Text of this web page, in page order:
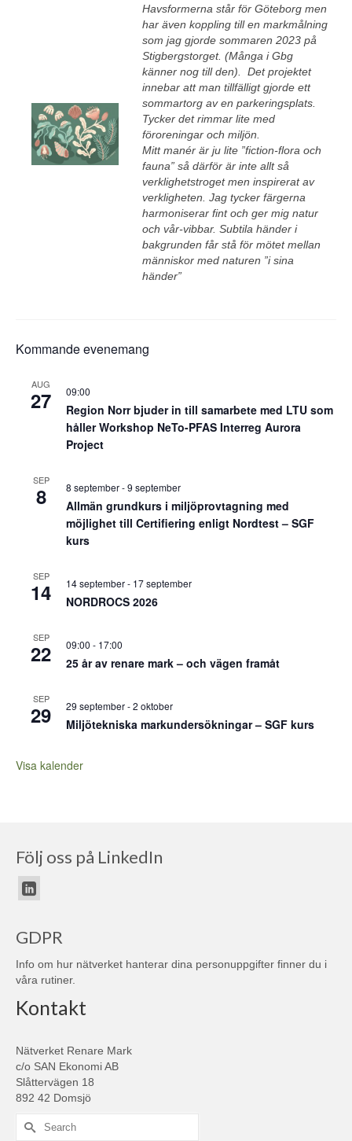
Havsformerna står för Göteborg men
har även koppling till en markmålning
som jag gjorde sommaren 2023 på
Stigbergstorget. (Många i Gbg
känner nog till den). Det projektet
innebar att man tillfälligt gjorde ett
sommartorg av en parkeringsplats.
Tycker det rimmar lite med
föroreningar och miljön.
Mitt manér är ju lite ”fiction-flora och
fauna” så därför är inte allt så
verklighetstroget men inspirerat av
verkligheten. Jag tycker färgerna
harmoniserar fint och ger mig natur
och vår-vibbar. Subtila händer i
bakgrunden får stå för mötet mellan
människor med naturen ”i sina
händer”
Kommande evenemang
AUG
27 09:00
Region Norr bjuder in till samarbete med LTU som
håller Workshop NeTo-PFAS Interreg Aurora
Project
SEP
8 8 september-9 september
Allmän grundkurs i miljöprovtagning med
möjlighet till Certifiering enligt Nordtest – SGF
kurs
SEP
14 14 september- 17 september
NORDROCS 2026
SEP
22 09:00 - 17:00
25 år av renare mark – och vägen framåt
SEP
29 29 september-2 oktober
Miljötekniska markundersökningar – SGF kurs
Visa kalender
Följ oss på LinkedIn
GDPR
Info om hur nätverket hanterar dina personuppgifter finner du i
våra rutiner.
Kontakt
Nätverket Renare Mark
c/o SAN Ekonomi AB
Slåttervägen 18
892 42 Domsjö
Search
for: